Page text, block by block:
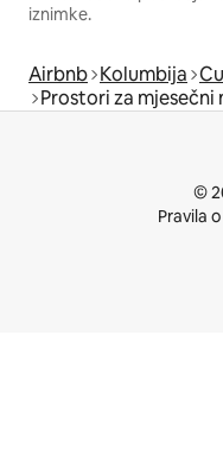
iznimke.
Airbnb Kolumbija
Prostori za mjesečni
©
Pravila